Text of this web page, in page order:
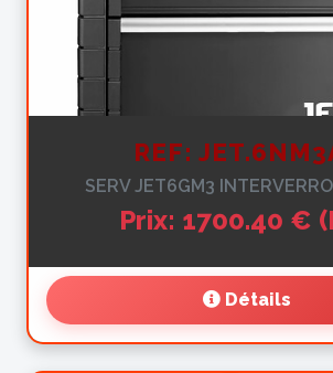
REF:
SERV JET6GM3
Prix: 1700.40 €
Détails